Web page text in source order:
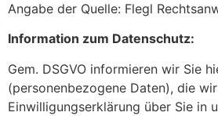
Angabe der Quelle: Flegl
Information zum Datenschutz:
Gem. DSGVO informieren wir Sie
(personenbezogene Daten), die
Einwilligungserklärung über Sie in